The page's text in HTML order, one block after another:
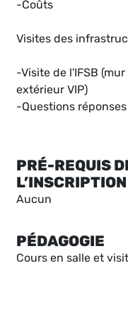
-Coûts
Visites des
-Visite de l'IFSB
extérieur VIP)
-Questions réponses
PRÉ-REQUIS
L’INSCRIPTION
Aucun
PÉDAGOGIE
Cours en salle et